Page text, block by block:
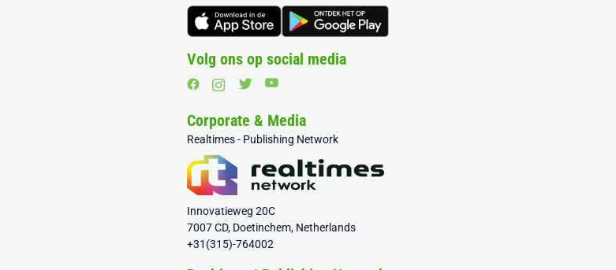
Volg ons op social media
Corporate & Media
Realtimes - Publishing Network
Innovatieweg 20C
7007 CD, Doetinchem, Netherlands
+31(315)-764002